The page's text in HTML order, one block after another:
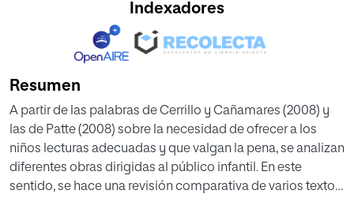
Indexadores
Resumen
A partir de las palabras de Cerrillo y Cañamares (2008) y
las de Patte (2008) sobre la necesidad de ofrecer a los
niños lecturas adecuadas y que valgan la pena, se analizan
diferentes obras dirigidas al público infantil. En este
sentido, se hace una revisión comparativa de varios textos